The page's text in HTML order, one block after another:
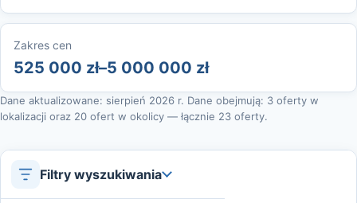
Zakres cen
525 000 zł–5 000 000 zł
Dane aktualizowane: sierpień 2026 r. Dane obejmują: 3 oferty w
lokalizacji oraz 20 ofert w okolicy — łącznie 23 oferty.
Filtry wyszukiwania